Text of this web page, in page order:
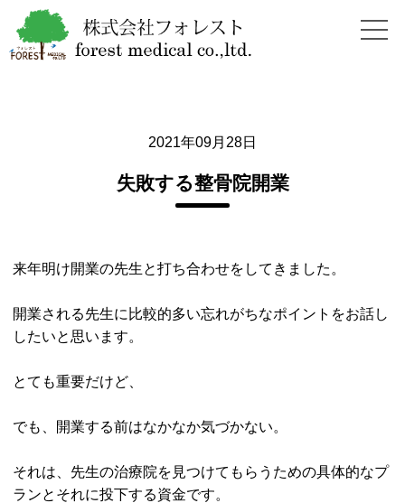
2021年09月28日
失敗する整骨院開業
来年明け開業の先生と打ち合わせをしてきました。
開業される先生に比較的多い忘れがちなポイントをお話し
したいと思います。
とても重要だけど、
でも、開業する前はなかなか気づかない。
それは、先生の治療院を見つけてもらうための具体的なプ
ランとそれに投下する資金です。